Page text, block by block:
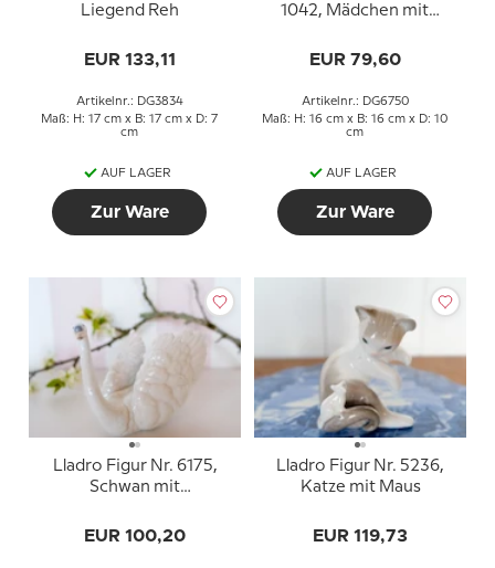
Liegend Reh
EUR 133,11
Artikelnr.: DG3834
Maß: H: 17 cm x B: 17 cm x D: 7
cm
AUF LAGER
Zur Ware
1042, Mädchen mit
EUR 79,60
Artikelnr.: DG6750
Maß: H: 16 cm x B: 16 cm x D: 10
cm
AUF LAGER
Zur Ware
Lladro Figur Nr. 6175,
Schwan mit
EUR 100,20
Lladro Figur Nr. 5236,
Katze mit Maus
EUR 119,73